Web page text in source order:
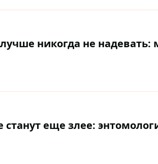
никогда не
еще злее: